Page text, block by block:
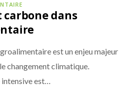
carbone dans
est un enjeu majeur
changement climatique.
intensive est…